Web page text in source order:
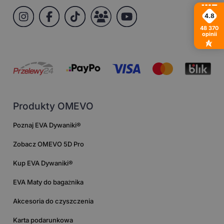
Produkty OMEVO
Poznaj EVA Dywaniki®
Zobacz OMEVO 5D Pro
Kup EVA Dywaniki®
EVA Maty do bagażnika
Akcesoria do czyszczenia
Karta podarunkowa
4.8
48 370
opinii